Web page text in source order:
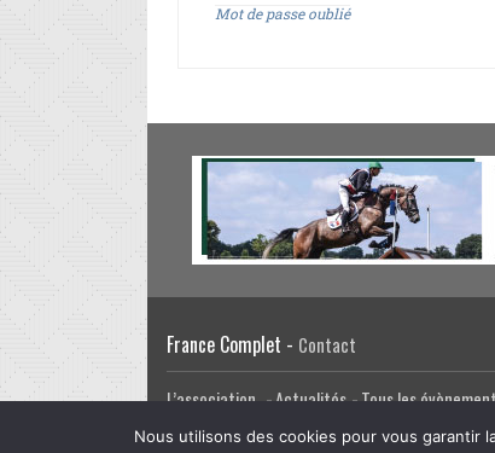
Mot de passe oublié
France Complet - Contact
L’association Actualités Tous les
CRÉATION DU SITE INTERNET
Nous utilisons des cookies pour vous garantir